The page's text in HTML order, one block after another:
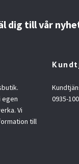
dig till vår
egen
Vi
till
0935-